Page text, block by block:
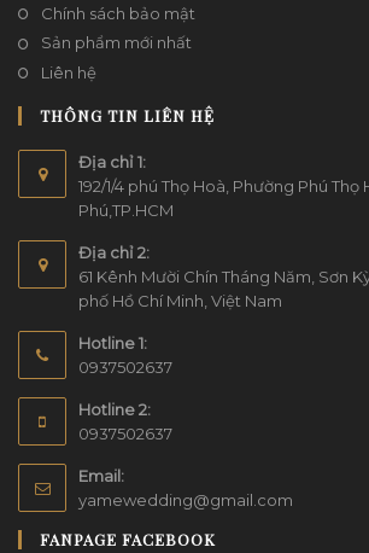
Chính sách bảo mật
Sản phẩm mới nhất
Liên hệ
THÔNG TIN LIÊN HỆ
Địa chỉ 1:
192/1/4 phú Thọ Hoà, Phường Phú Thọ
Phú,TP.HCM
Địa chỉ 2:
61 Kênh Mười Chín Tháng Năm, Sơn
phố Hồ Chí Minh, Việt Nam
Hotline 1:
0937502637
Hotline 2:
0937502637
Email:
yamewedding@gmail.com
FANPAGE FACEBOOK